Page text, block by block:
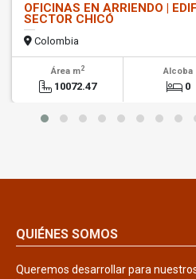
OFICINAS EN ARRIENDO |
SECTOR CHICÓ
Colombia
Área m2
10072.47
Alcoba
0
QUIÉNES SOMOS
Queremos desarrollar para